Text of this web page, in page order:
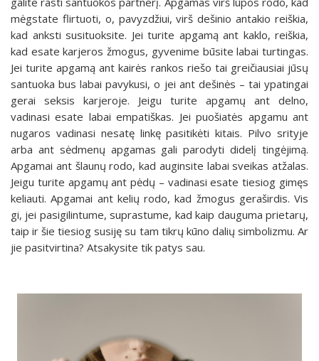
mėgstate flirtuoti, o, pavyzdžiui, virš dešinio antakio reiškia,
kad anksti susituoksite. Jei turite apgamą ant kaklo, reiškia,
kad esate karjeros žmogus, gyvenime būsite labai turtingas.
Jei turite apgamą ant kairės rankos riešo tai greičiausiai jūsų
santuoka bus labai pavykusi, o jei ant dešinės – tai ypatingai
gerai seksis karjeroje. Jeigu turite apgamų ant delno,
vadinasi esate labai empatiškas. Jei puošiatės apgamu ant
nugaros vadinasi nesatę linkę pasitikėti kitais. Pilvo srityje
arba ant sėdmenų apgamas gali parodyti didelį tingėjimą.
Apgamai ant šlaunų rodo, kad auginsite labai sveikas atžalas.
Jeigu turite apgamų ant pėdų – vadinasi esate tiesiog gimęs
keliauti. Apgamai ant kelių rodo, kad žmogus geraširdis. Vis
gi, jei pasigilintume, suprastume, kad kaip dauguma prietarų,
taip ir šie tiesiog susiję su tam tikrų kūno dalių simbolizmu. Ar
jie pasitvirtina? Atsakysite tik patys sau.